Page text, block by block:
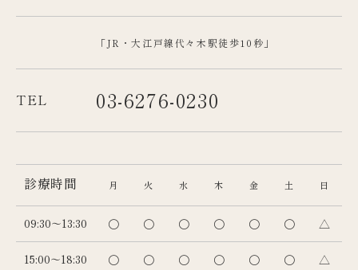
「JR・大江戸線代々木駅徒歩10秒」
TEL 03-6276-0230
診療時間 月 火 水 木 金 土 日
09:30～13:30 〇 〇 〇 〇 〇 〇 △
15:00～18:30 〇 〇 〇 〇 〇 〇 △